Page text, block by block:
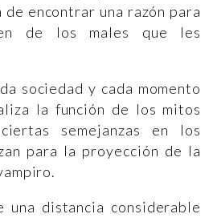
encontrar una razón para
de los males que les
sociedad y cada momento
la función de los mitos
semejanzas en los
para la proyección de la
una distancia considerable